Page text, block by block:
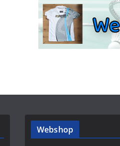
Webshop